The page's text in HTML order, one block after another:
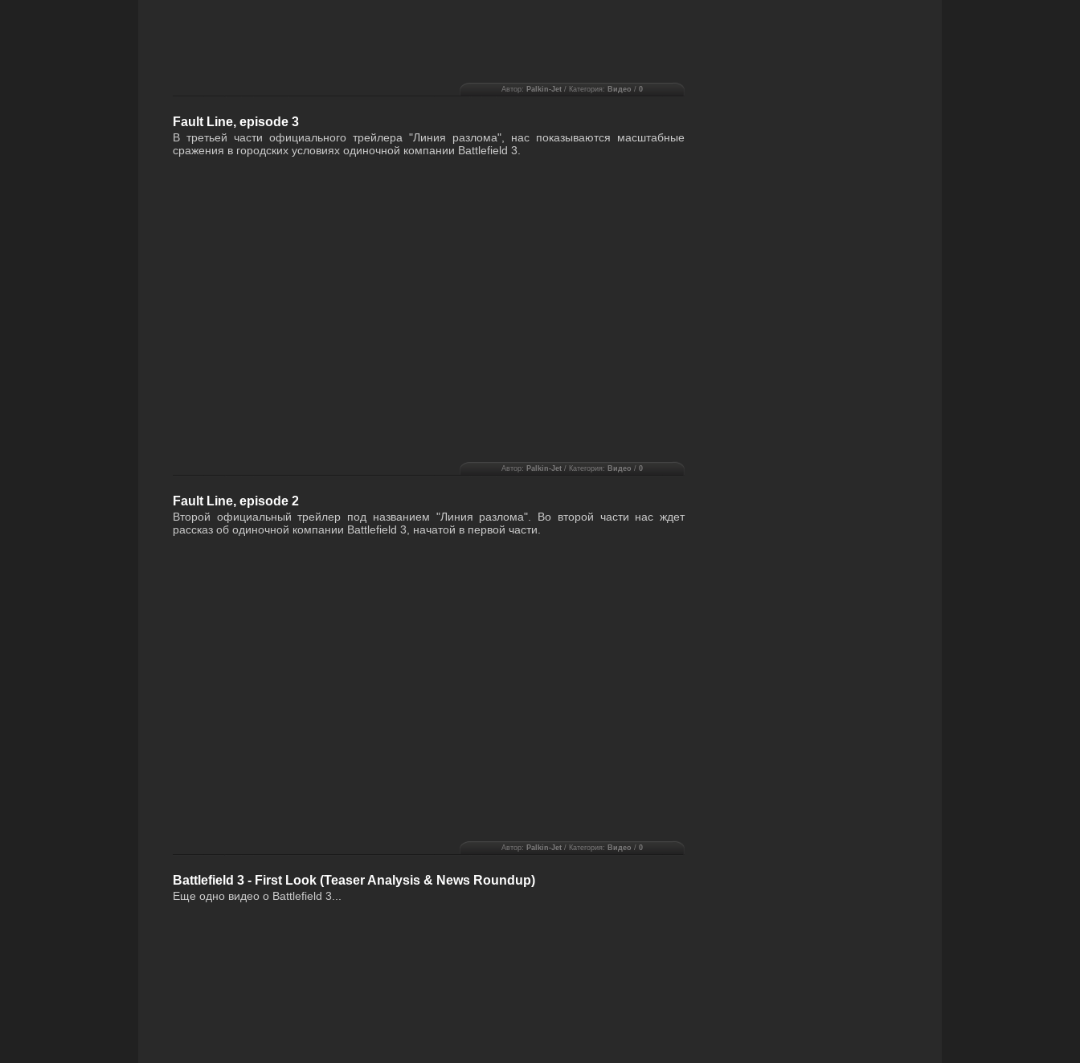
Автор: Palkin-Jet / Категория: Видео / 0
Fault Line, episode 3
В третьей части официального трейлера "Линия разлома", нас показываются масштабные
сражения в городских условиях одиночной компании Battlefield 3.
Автор: Palkin-Jet / Категория: Видео / 0
Fault Line, episode 2
Второй официальный трейлер под названием "Линия разлома". Во второй части нас ждет
рассказ об одиночной компании Battlefield 3, начатой в первой части.
Автор: Palkin-Jet / Категория: Видео / 0
Battlefield 3 - First Look (Teaser Analysis & News Roundup)
Еще одно видео о Battlefield 3...